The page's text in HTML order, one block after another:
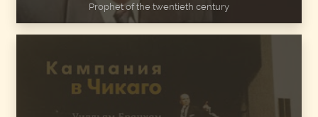
Prophet of the twentieth century